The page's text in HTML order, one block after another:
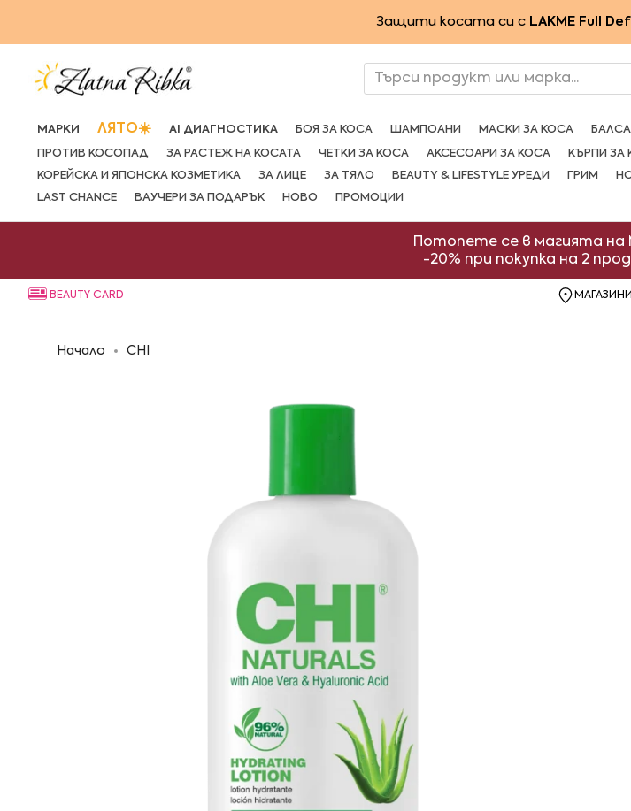
Потопете се в магията на
-20% при покупка на 2
Защити косата си с LAKME Full
Търси продукт или марка...
МАРКИ ЛЯТО☀️ AI ДИАГНОСТИКА БОЯ ЗА КОСА ШАМПОАНИ МАСКИ ЗА КОСА
ПРОТИВ КОСОПАД ЗА РАСТЕЖ НА КОСАТА ЧЕТКИ ЗА КОСА АКСЕСОАРИ ЗА КОСА КЪРПИ ЗА
КОРЕЙСКА И ЯПОНСКА КОЗМЕТИКА
ЗА ЛИЦЕ ЗА ТЯЛО BEAUTY & LIFESTYLE УРЕДИ ГРИМ
LAST CHANCE
ВАУЧЕРИ ЗА ПОДАРЪК НОВО ПРОМОЦИИ
BEAUTY CARD МАГАЗИНИ
Начало CHI